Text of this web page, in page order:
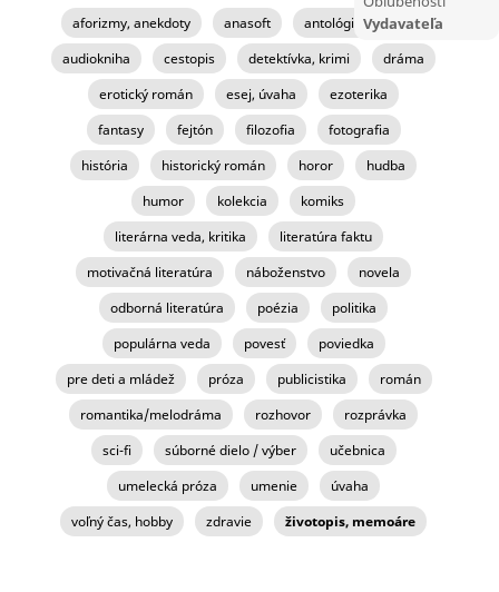
aforizmy, anekdoty anasoft
antológia, zborník
audiokniha
cestopis detektívka, krimi
dráma
erotický román
esej, úvaha
ezoterika
fantasy
fejtón filozofia
fotografia
história
historický román horor
hudba
humor
kolekcia
komiks
literárna veda, kritika
literatúra faktu
motivačná literatúra
náboženstvo
novela
odborná literatúra
poézia
politika
populárna veda
povesť
poviedka
pre deti a mládež
próza publicistika
román
romantika/melodráma
rozhovor
rozprávka
sci-fi
súborné dielo / výber
učebnica
umelecká próza
umenie
úvaha
voľný čas, hobby
zdravie životopis, memoáre
Vydavateľa